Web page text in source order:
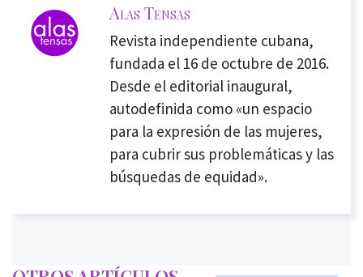
Alas Tensas
Revista independiente cubana,
fundada el 16 de octubre de 2016.
Desde el editorial inaugural,
autodefinida como «un espacio
para la expresión de las mujeres,
para cubrir sus problemáticas y las
búsquedas de equidad».